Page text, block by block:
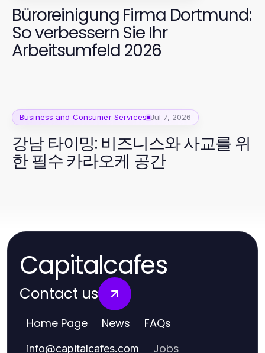
Büroreinigung Firma Dortmund:
So verbessern Sie Ihr
Arbeitsumfeld 2026
Business and Consumer Services Jul 7, 2026
강남 타이밍: 비즈니스와 사교를 위
한 필수 카라오케 공간
Capitalcafes
Contact us
Home Page News FAQs
info@capitalcafes.com Jobs